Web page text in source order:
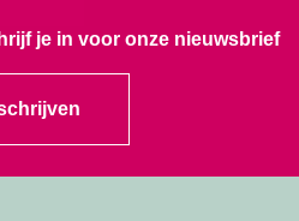
je in voor onze nieuwsbrief